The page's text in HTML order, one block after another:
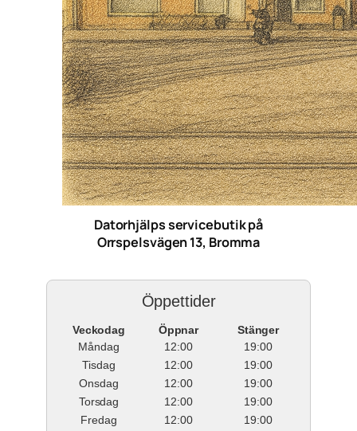
Datorhjälps servicebutik på
Orrspelsvägen 13, Bromma
Öppettider
Veckodag Öppnar
Stänger
Måndag
12:00
19:00
Tisdag
12:00
19:00
Onsdag
12:00
19:00
Torsdag
12:00
19:00
Fredag
12:00
19:00